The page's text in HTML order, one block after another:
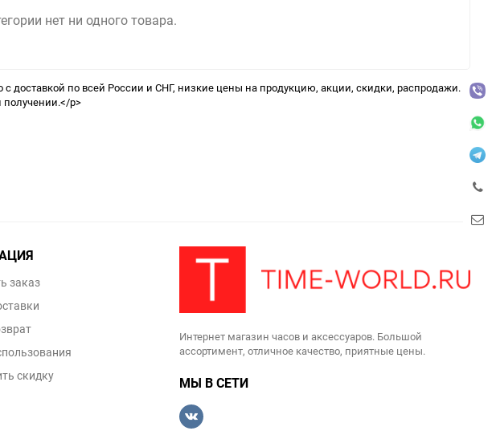
нет ни одного товара.
доставкой по всей России и СНГ, низкие цены на продукцию, акции, скидки, распродажи.
получении.</p>
заказ
скидку
Интернет магазин часов и аксессуаров. Большой
ассортимент, отличное качество, приятные цены.
МЫ В СЕТИ